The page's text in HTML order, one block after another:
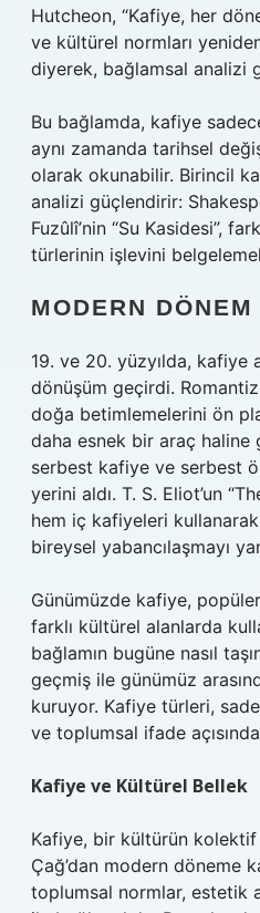
Hutcheon, “Kafiye, her
ve kültürel normları
diyerek, bağlamsal analizi
Bu bağlamda, kafiye
aynı zamanda tarihsel
olarak okunabilir. Birincil
analizi güçlendirir:
Fuzûlî’nin “Su Kasidesi”,
türlerinin işlevini
MODERN
19. ve 20. yüzyılda, kafiye
dönüşüm geçirdi.
doğa betimlemelerini ön
daha esnek bir araç haline
serbest kafiye ve serbest
yerini aldı. T. S. Eliot’un
hem iç kafiyeleri
bireysel yabancılaşmayı
Günümüzde kafiye,
farklı kültürel alanlarda
bağlamın bugüne nasıl
geçmiş ile günümüz
kuruyor. Kafiye türleri,
ve toplumsal ifade
Kafiye ve Kültürel Bellek
Kafiye, bir kültürün kolektif
Çağ’dan modern döneme
toplumsal normlar, estetik